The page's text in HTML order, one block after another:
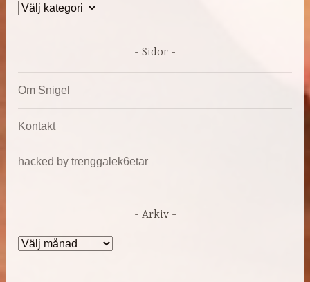
Kategorier
Sidor
Om Snigel
Kontakt
hacked by trenggalek6etar
Arkiv
Arkiv